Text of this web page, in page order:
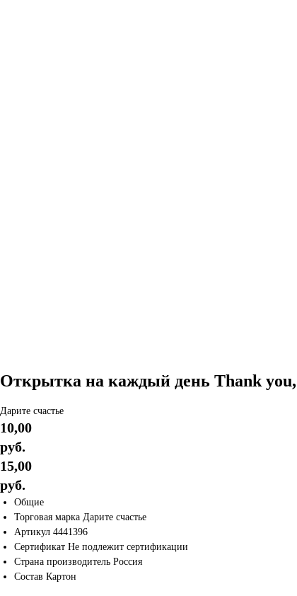
Открытка на каждый день Thank you,
Дарите счастье
10,00
руб.
15,00
руб.
Общие
Торговая марка Дарите счастье
Артикул 4441396
Сертификат Не подлежит сертификации
Страна производитель Россия
Состав Картон